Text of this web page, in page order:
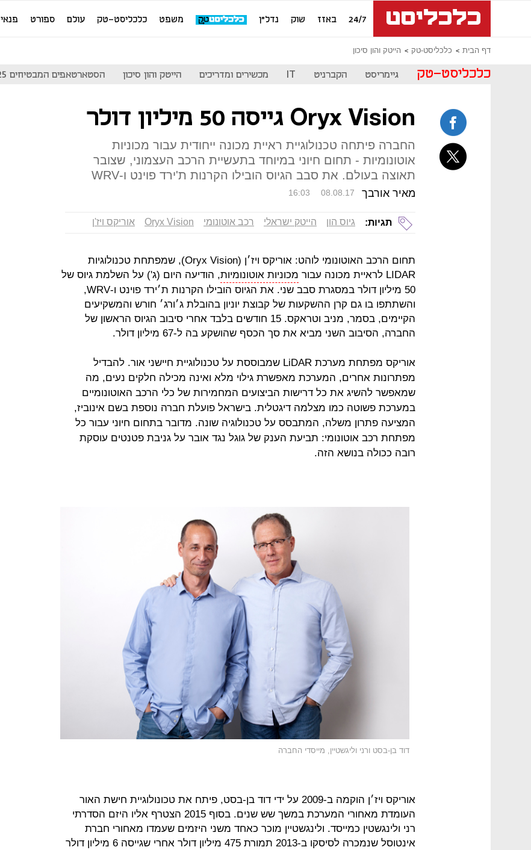
24/7 באזז שוק נדל"ן משפט כלכליסט-טק עולם ספורט פנאי
דף הבית כלכליסט-טק הייטק והון סיכון
כלכליסט-טק גיימריסט הקברניט IT מכשירים ומדריכים הייטק והון סיכון הסטארטאפים המבטיחים 25
Oryx Vision גייסה 50 מיליון דולר
החברה פיתחה טכנולוגיית ראיית מכונה ייחודית עבור מכוניות
אוטונומיות - תחום חיוני במיוחד בתעשיית הרכב העצמוני, שצובר
תאוצה בעולם. את סבב הגיוס הובילו הקרנות ת'ירד פוינט ו-WRV
מאיר אורבך 16:03 08.08.17
תגיות: גיוס הון הייטק ישראלי רכב אוטונומי Oryx Vision אוריקס ויז'ן
תחום הרכב האוטונומי לוהט: אוריקס ויז׳ן (Oryx Vision), שמפתחת טכנולוגיות
LIDAR לראיית מכונה עבור
מכוניות אוטונומיות, הודיעה היום (ג') על השלמת גיוס של
50 מיליון דולר במסגרת סבב שני. את הגיוס הובילו הקרנות ת׳ירד פוינט ו-WRV,
והשתתפו בו גם קרן ההשקעות של קבוצת יוניון בהובלת ג׳ורג׳ חורש והמשקיעים
הקיימים, בסמר, מניב וטראקס. 15 חודשים בלבד אחרי סיבוב הגיוס הראשון של
החברה, הסיבוב השני מביא את סך הכסף שהושקע בה ל-67 מיליון דולר.
אוריקס מפתחת מערכת LiDAR שמבוססת על טכנולוגיית חיישני אור. להבדיל
מפתרונות אחרים, המערכת מאפשרת גילוי מלא ואינה מכילה חלקים נעים, מה
שמאפשר להשיג את כל דרישות הביצועים המחמירות של כלי הרכב האוטונומיים
במערכת פשוטה כמו מצלמה דיגטלית. בישראל פועלת חברה נוספת בשם אינוביז,
המציעה פתרון משלה, המתבסס על טכנולוגיה שונה. מדובר בתחום חיוני עבור כל
מפתחת רכב אוטונומי: תביעת הענק של גוגל נגד אובר על גניבת פטנטים עוסקת
רובה ככולה בנושא הזה.
דוד בן-בסט ורני וליגשטיין, מייסדי החברה
אוריקס ויז׳ן הוקמה ב-2009 על ידי דוד בן-בסט, פיתח את טכונולוגיית חישת האור
העומדת מאחורי המערכת במשך שש שנים. בסוף 2015 הצטרף אליו היזם הסדרתי
רני ולינגשטין כמייסד. ולינגשטיין מוכר כאחד משני היזמים שעמדו מאחורי חברת
אינטוסל שנמכרה לסיסקו ב-2013 תמורת 475 מיליון דולר אחרי שגייסה 6 מיליון דולר